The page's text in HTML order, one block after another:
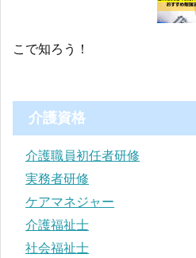
こで知ろう！
介護資格
介護職員初任者研修
実務者研修
ケアマネジャー
介護福祉士
社会福祉士